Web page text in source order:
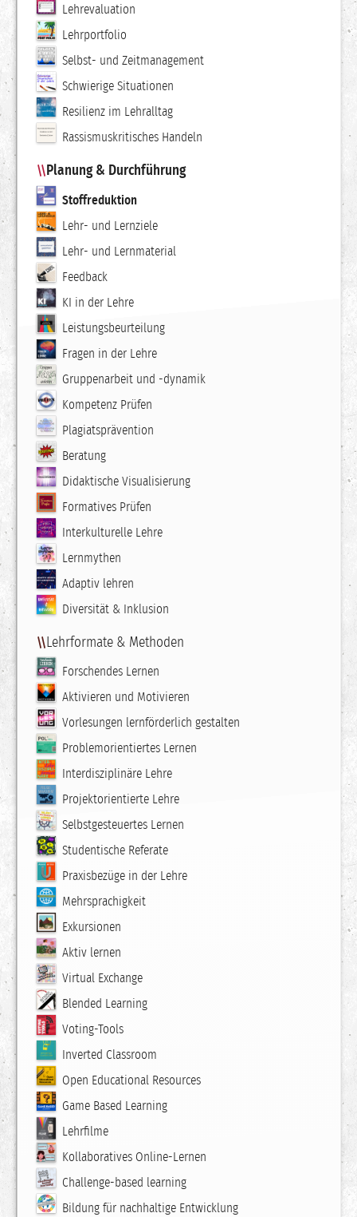
Lehrevaluation
Lehrportfolio
Selbst- und Zeitmanagement
Schwierige Situationen
Resilienz im Lehralltag
Rassismuskritisches Handeln
Planung & Durchführung
Stoffreduktion
Lehr- und Lernziele
Lehr- und Lernmaterial
Feedback
KI in der Lehre
Leistungsbeurteilung
Fragen in der Lehre
Gruppenarbeit und -dynamik
Kompetenz Prüfen
Plagiatsprävention
Beratung
Didaktische Visualisierung
Formatives Prüfen
Interkulturelle Lehre
Lernmythen
Adaptiv lehren
Diversität & Inklusion
Lehrformate & Methoden
Forschendes Lernen
Aktivieren und Motivieren
Vorlesungen lernförderlich gestalten
Problemorientiertes Lernen
Interdisziplinäre Lehre
Projektorientierte Lehre
Selbstgesteuertes Lernen
Studentische Referate
Praxisbezüge in der Lehre
Mehrsprachigkeit
Exkursionen
Aktiv lernen
Virtual Exchange
Blended Learning
Voting-Tools
Inverted Classroom
Open Educational Resources
Game Based Learning
Lehrfilme
Kollaboratives Online-Lernen
Challenge-based learning
Bildung für nachhaltige Entwicklung